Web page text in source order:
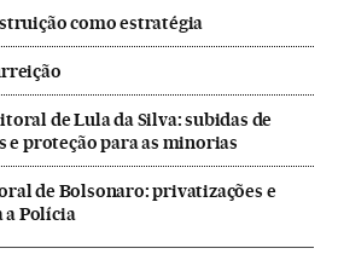
como estratégia
de Lula da Silva: subidas de
e proteção para as minorias
de Bolsonaro: privatizações e
a Polícia